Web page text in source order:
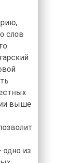
слов
выше
одно из